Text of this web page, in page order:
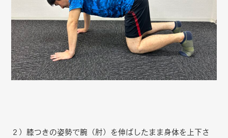
２）膝つきの姿勢で腕（肘）を伸ばしたまま身体を上下さ